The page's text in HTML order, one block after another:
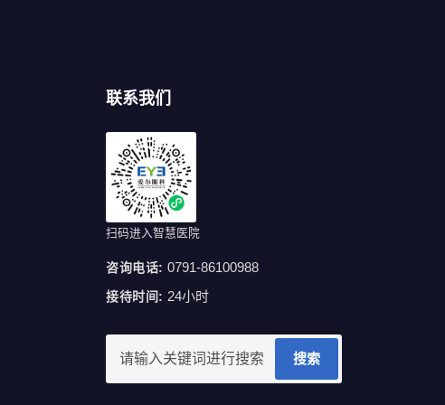
联系我们
扫码进入智慧医院
咨询电话: 0791-86100988
接待时间: 24小时
搜索